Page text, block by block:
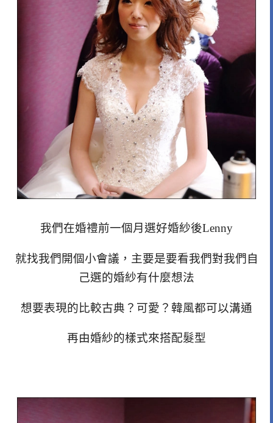
我們在婚禮前一個月選好婚紗後Lenny
就找我們開個小會議，主要是要看我們對我們自
己選的婚紗有什麼想法
想要表現的比較古典？可愛？韓風都可以溝通
再由婚紗的樣式來搭配髮型